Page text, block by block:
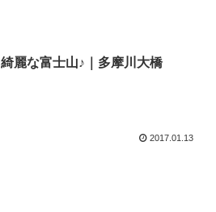
綺麗な富士山♪｜多摩川大橋
2017.01.13